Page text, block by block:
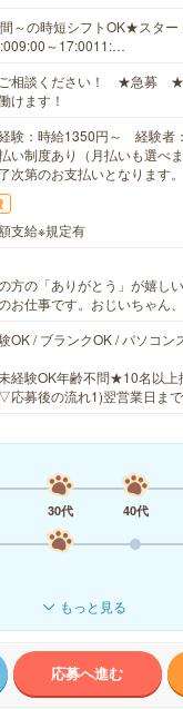
～の時短シフトOK★スター
～17:0011:…
相談ください！ ★急募 ★
けます！
験：時給1350円～ 経験者
い制度あり（月払いも選べ
次第のお支払いとなります。
支給※規定有
方の「ありがとう」が嬉し
お仕事です。おじいちゃん
OK / ブランクOK / パソコン
経験OK年齢不問★10名以
応募後の流れ1)翌営業日ま
30代 40代
もっと見る
応募へ進む